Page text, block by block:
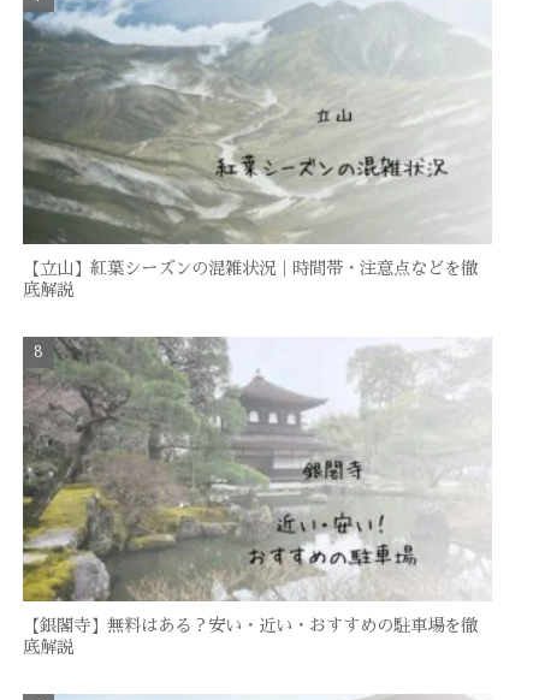
【立山】紅葉シーズンの混雑状況｜時間帯・注意点などを徹
底解説
【銀閣寺】無料はある？安い・近い・おすすめの駐車場を徹
底解説